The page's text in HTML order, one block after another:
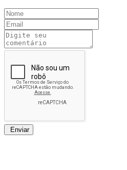
Enviar